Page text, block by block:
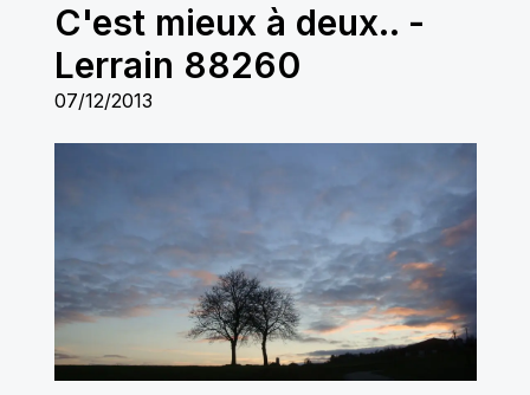
C'est mieux à deux.. -
Lerrain 88260
07/12/2013